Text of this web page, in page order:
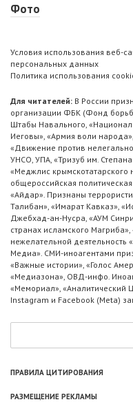
Фото
Условия использования веб-
персональных данных
Политика использования
Для читателей: В России
организации ФБК (Фонд
Штабы Навального,
Иеговы», «Армия воли
«Движение против
УНСО, УПА, «Тризуб им.
«Меджлис крымскотатарского
общероссийская
«Айдар». Признаны
Талибан», «Имарат Кавказ»,
Джебхад-ан-Нусра, «АУМ
странах исламского
нежелательной деятельность
Медиа». СМИ-иноагентами
«Важные истории», «Голос
«Медиазона», ОВД-инфо.
«Мемориал», «Аналитический
Instagram и Facebook (Metа)
ПРАВИЛА ЦИТИРОВАНИЯ
РАЗМЕЩЕНИЕ РЕКЛАМЫ